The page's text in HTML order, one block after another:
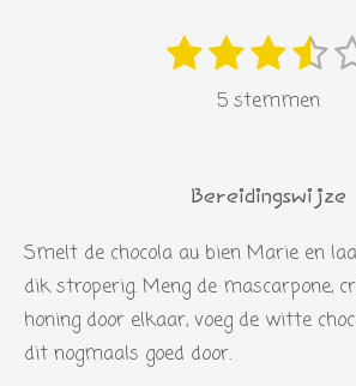
:
3
6
1 2
s
r
r
e
n
3
s
r
r
e
n
4
s
r
r
e
n
5
r
r
e
n
5 stemmen
Bereidingswijze
Smelt de chocola au bien Marie en
dik stroperig. Meng de mascarpone,
honing door elkaar, voeg de witte
dit nogmaals goed door.